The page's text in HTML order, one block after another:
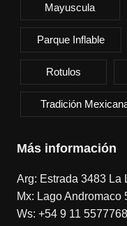
Mayuscula
Parque Inflable
Rotulos
Tradición
Más información
Arg: Estrada 3483 La
Mx: Lago
Ws: +54 9 11